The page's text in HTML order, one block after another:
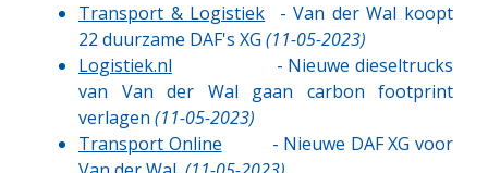
Transport & Logistiek - Van der Wal koopt
22 duurzame DAF's XG (11-05-2023)
Logistiek.nl - Nieuwe dieseltrucks
van Van der Wal gaan carbon footprint
verlagen (11-05-2023)
Transport Online - Nieuwe DAF XG voor